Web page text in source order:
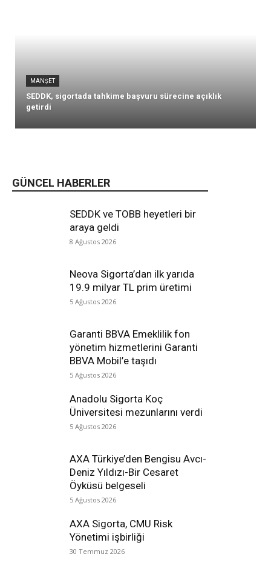
GÜNCEL HABERLER
SEDDK ve TOBB heyetleri bir
araya geldi
8 Ağustos 2026
Neova Sigorta’dan ilk yarıda
19.9 milyar TL prim üretimi
5 Ağustos 2026
Garanti BBVA Emeklilik fon
yönetim hizmetlerini Garanti
BBVA Mobil’e taşıdı
5 Ağustos 2026
Anadolu Sigorta Koç
Üniversitesi mezunlarını verdi
5 Ağustos 2026
AXA Türkiye’den Bengisu Avcı-
Deniz Yıldızı-Bir Cesaret
Öyküsü belgeseli
5 Ağustos 2026
AXA Sigorta, CMU Risk
Yönetimi işbirliği
30 Temmuz 2026
MANŞET
SEDDK, sigortada tahkime başvuru sürecine açıklık
getirdi